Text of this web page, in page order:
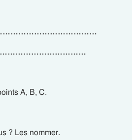
A, B, C.
? Les nommer.